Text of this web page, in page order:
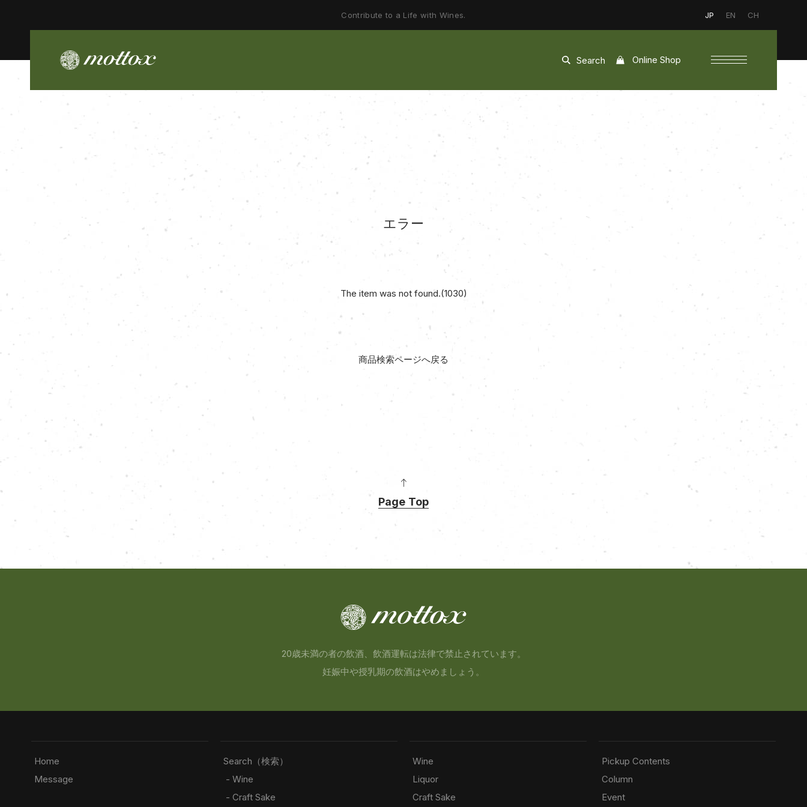
Contribute to a Life with Wines. JP EN CH
Search Online Shop
エラー
The item was not found.(1030)
商品検索ページへ戻る
Page Top
20歳未満の者の飲酒、飲酒運転は法律で禁止されています。
妊娠中や授乳期の飲酒はやめましょう。
Home
Message
Search（検索）
- Wine
- Craft Sake
Wine
Liquor
Craft Sake
Pickup Contents
Column
Event